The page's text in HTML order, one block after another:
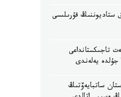
ستاديوننىڭ قۇرىلىسى
تاجىكستانداعى
جۇلدە يەلەندى
ساتبايەۆتىڭ